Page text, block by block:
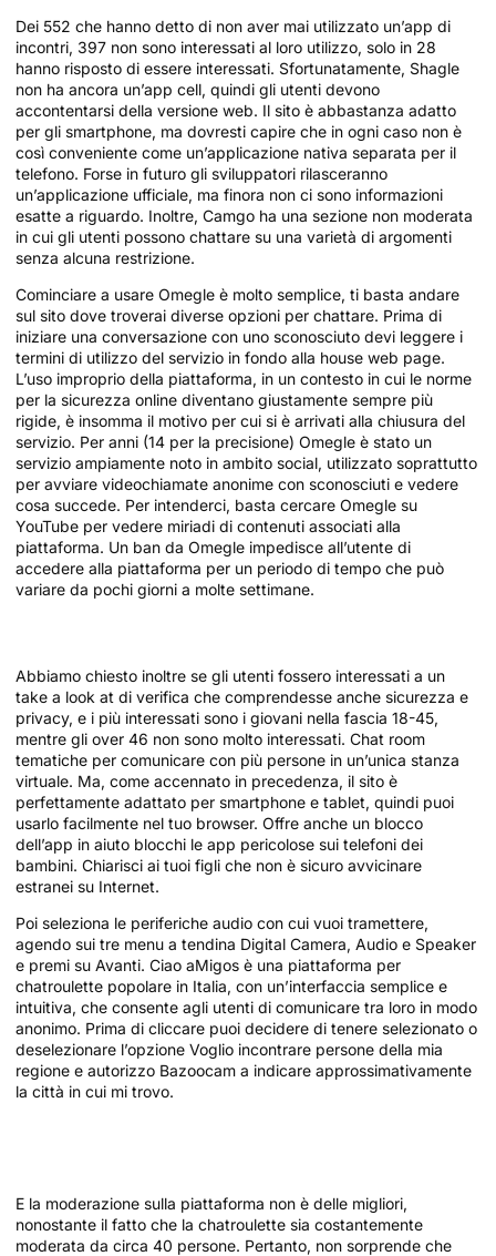
Dei 552 che hanno detto di non aver mai utilizzato un’app di
incontri, 397 non sono interessati al loro utilizzo, solo in 28
hanno risposto di essere interessati. Sfortunatamente, Shagle
non ha ancora un’app cell, quindi gli utenti devono
accontentarsi della versione web. Il sito è abbastanza adatto
per gli smartphone, ma dovresti capire che in ogni caso non è
così conveniente come un’applicazione nativa separata per il
telefono. Forse in futuro gli sviluppatori rilasceranno
un’applicazione ufficiale, ma finora non ci sono informazioni
esatte a riguardo. Inoltre, Camgo ha una sezione non moderata
in cui gli utenti possono chattare su una varietà di argomenti
senza alcuna restrizione.
Cominciare a usare Omegle è molto semplice, ti basta andare
sul sito dove troverai diverse opzioni per chattare. Prima di
iniziare una conversazione con uno sconosciuto devi leggere i
termini di utilizzo del servizio in fondo alla house web page.
L’uso improprio della piattaforma, in un contesto in cui le norme
per la sicurezza online diventano giustamente sempre più
rigide, è insomma il motivo per cui si è arrivati alla chiusura del
servizio. Per anni (14 per la precisione) Omegle è stato un
servizio ampiamente noto in ambito social, utilizzato soprattutto
per avviare videochiamate anonime con sconosciuti e vedere
cosa succede. Per intenderci, basta cercare Omegle su
YouTube per vedere miriadi di contenuti associati alla
piattaforma. Un ban da Omegle impedisce all’utente di
accedere alla piattaforma per un periodo di tempo che può
variare da pochi giorni a molte settimane.
Abbiamo chiesto inoltre se gli utenti fossero interessati a un
take a look at di verifica che comprendesse anche sicurezza e
privacy, e i più interessati sono i giovani nella fascia 18-45,
mentre gli over 46 non sono molto interessati. Chat room
tematiche per comunicare con più persone in un’unica stanza
virtuale. Ma, come accennato in precedenza, il sito è
perfettamente adattato per smartphone e tablet, quindi puoi
usarlo facilmente nel tuo browser. Offre anche un blocco
dell’app in aiuto blocchi le app pericolose sui telefoni dei
bambini. Chiarisci ai tuoi figli che non è sicuro avvicinare
estranei su Internet.
Poi seleziona le periferiche audio con cui vuoi tramettere,
agendo sui tre menu a tendina Digital Camera, Audio e Speaker
e premi su Avanti. Ciao aMigos è una piattaforma per
chatroulette popolare in Italia, con un’interfaccia semplice e
intuitiva, che consente agli utenti di comunicare tra loro in modo
anonimo. Prima di cliccare puoi decidere di tenere selezionato o
deselezionare l’opzione Voglio incontrare persone della mia
regione e autorizzo Bazoocam a indicare approssimativamente
la città in cui mi trovo.
E la moderazione sulla piattaforma non è delle migliori,
nonostante il fatto che la chatroulette sia costantemente
moderata da circa 40 persone. Pertanto, non sorprende che